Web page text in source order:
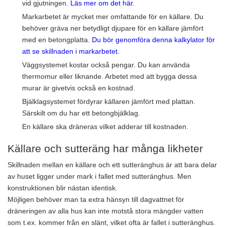
vid gjutningen. Läs mer om det här.
Markarbetet är mycket mer omfattande för en källare. Du
behöver gräva ner betydligt djupare för en källare jämfört
med en betongplatta. Du bör genomföra denna kalkylator för
att se skillnaden i markarbetet.
Väggsystemet kostar också pengar. Du kan använda
thermomur eller liknande. Arbetet med att bygga dessa
murar är givetvis också en kostnad.
Bjälklagsystemet fördyrar källaren jämfört med plattan.
Särskilt om du har ett betongbjälklag.
En källare ska dräneras vilket adderar till kostnaden.
Källare och sutteräng har många likheter
Skillnaden mellan en källare och ett sutteränghus är att bara delar
av huset ligger under mark i fallet med sutteränghus. Men
konstruktionen blir nästan identisk.
Möjligen behöver man ta extra hänsyn till dagvattnet för
dräneringen av alla hus kan inte motstå stora mängder vatten
som t.ex. kommer från en slänt, vilket ofta är fallet i sutteränghus.